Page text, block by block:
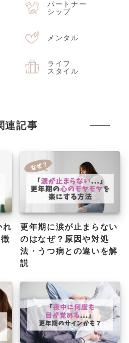
パートナー
シップ
メンタル
ライフ
スタイル
連記事
れ
更年期に涙が止まらない
のはなぜ？原因や対処
法・うつ病との違いを解
説